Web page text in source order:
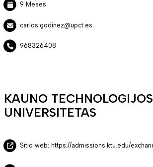
9 Meses
carlos.godinez@upct.es
968326408
KAUNO TECHNOLOGIJOS
UNIVERSITETAS
Sitio web: https://admissions.ktu.edu/